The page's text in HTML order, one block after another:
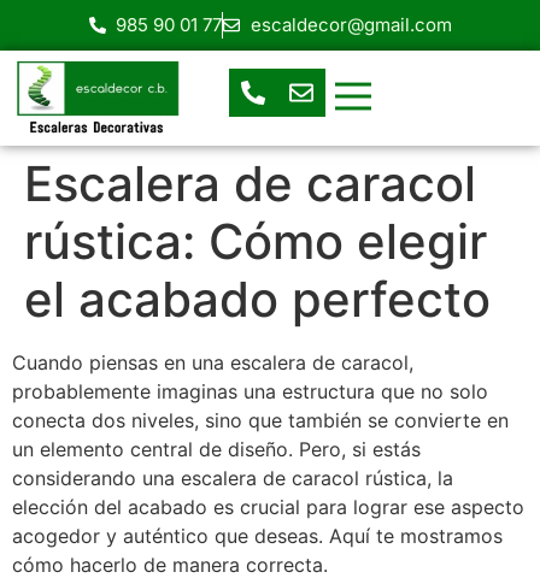
985 90 01 77 escaldecor@gmail.com
Escalera de caracol
rústica: Cómo elegir
el acabado perfecto
Cuando piensas en una escalera de caracol,
probablemente imaginas una estructura que no solo
conecta dos niveles, sino que también se convierte en
un elemento central de diseño. Pero, si estás
considerando una escalera de caracol rústica, la
elección del acabado es crucial para lograr ese aspecto
acogedor y auténtico que deseas. Aquí te mostramos
cómo hacerlo de manera correcta.